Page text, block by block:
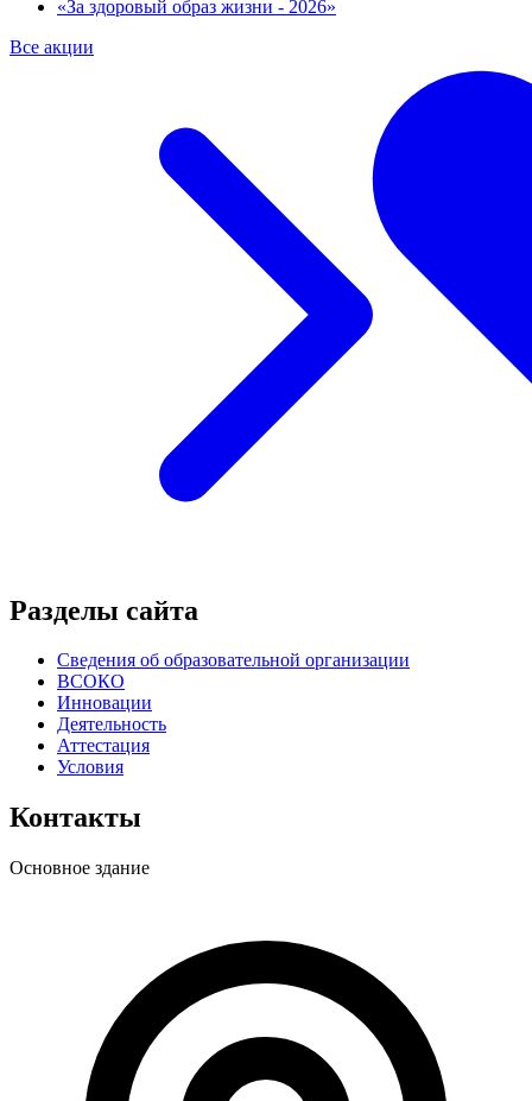
«За здоровый образ жизни - 2026»
Все акции
Разделы сайта
Сведения об образовательной организации
ВСОКО
Инновации
Деятельность
Аттестация
Условия
Контакты
Основное здание